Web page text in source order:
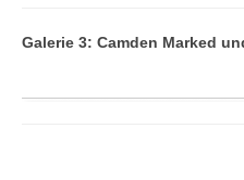
Galerie 3: Camden Marked